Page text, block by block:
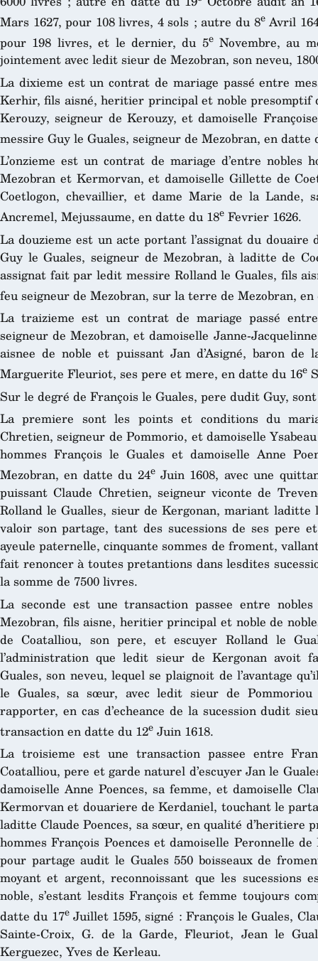
Mars 1627, pour 108 livres, 4 sols ; autre du 8eAvril
pour 198 livres, et le dernier, du 5eNovembre, au
jointement avec ledit sieur de Mezobran, son neveu,
La dixieme est un contrat de mariage passé entre
Kerhir, fils aisné, heritier principal et noble presomptif
Kerouzy, seigneur de Kerouzy, et damoiselle
messire Guy le Guales, seigneur de Mezobran, en datte
L’onzieme est un contrat de mariage d’entre nobles
Mezobran et Kermorvan, et damoiselle Gillette de
Coetlogon, chevaillier, et dame Marie de la Lande,
Ancremel, Mejussaume, en datte du 18e Fevrier 1626.
La douzieme est un acte portant l’assignat du
Guy le Guales, seigneur de Mezobran, à laditte de
assignat fait par ledit messire Rolland le Guales, fils
feu seigneur de Mezobran, sur la terre de Mezobran,
La traizieme est un contrat de mariage passé
seigneur de Mezobran, et damoiselle Janne-
aisnee de noble et puissant Jan d’Asigné, baron de
Marguerite Fleuriot, ses pere et mere, en datte du 16e
Sur le degré de François le Guales, pere dudit Guy,
La premiere sont les points et conditions du
Chretien, seigneur de Pommorio, et damoiselle
hommes François le Guales et damoiselle Anne
Mezobran, en datte du 24eJuin 1608, avec une
puissant Claude Chretien, seigneur viconte de
Rolland le Gualles, sieur de Kergonan, mariant laditte
valoir son partage, tant des sucessions de ses pere
ayeule paternelle, cinquante sommes de froment,
fait renoncer à toutes pretantions dans lesdites
la somme de 7500 livres.
La seconde est une transaction passee entre
Mezobran, fils aisne, heritier principal et noble de
de Coatalliou, son pere, et escuyer Rolland le
l’administration que ledit sieur de Kergonan avoit
Guales, son neveu, lequel se plaignoit de l’avantage
le Guales, sa sœur, avec ledit sieur de
rapporter, en cas d’echeance de la sucession dudit
transaction en datte du 12e Juin 1618.
La troisieme est une transaction passee entre
Coatalliou, pere et garde naturel d’escuyer Jan le
damoiselle Anne Poences, sa femme, et damoiselle
Kermorvan et douariere de Kerdaniel, touchant le
laditte Claude Poences, sa sœur, en qualité d’heritiere
hommes François Poences et damoiselle Peronnelle
pour partage audit le Guales 550 boisseaux de
moyant et argent, reconnoissant que les sucessions
noble, s’estant lesdits François et femme toujours
datte du 17eJuillet 1595, signé : François le Guales,
Sainte-Croix, G. de la Garde, Fleuriot, Jean le
Kerguezec, Yves de Kerleau.